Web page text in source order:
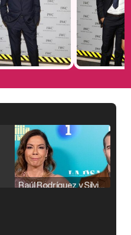
Raúl Rodríguez y Silvia Taulés nos cuentan su papel en 'La familia de la tele'